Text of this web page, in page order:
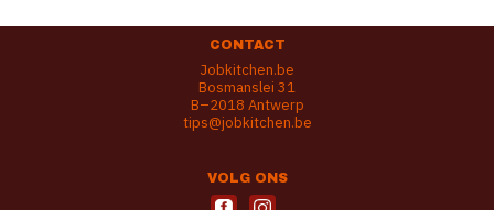
CONTACT
Jobkitchen.be
Bosmanslei 31
B–2018 Antwerp
tips@jobkitchen.be
VOLG ONS